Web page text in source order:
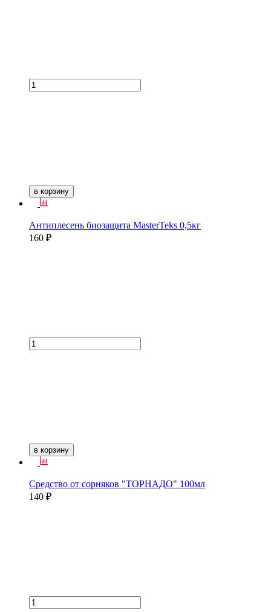
в корзину
Антиплесень биозащита MasterTeks 0,5кг
160 ₽
в корзину
Средство от сорняков "ТОРНАДО" 100мл
140 ₽